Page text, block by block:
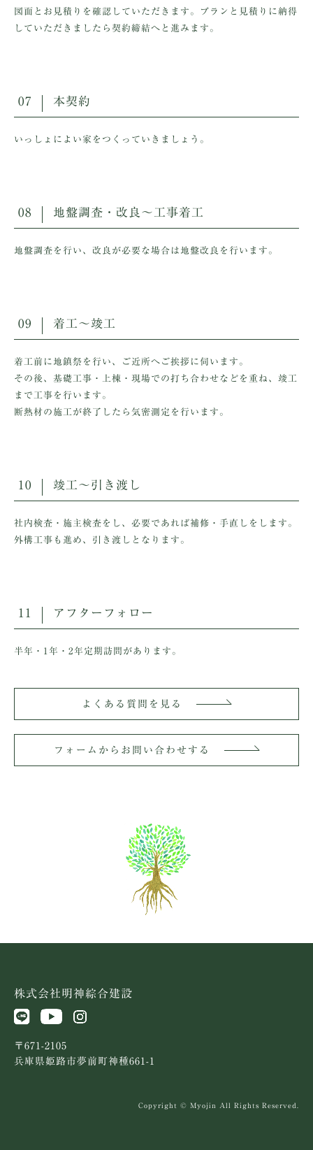
図面とお見積りを確認していただきます。プランと見積りに納得
していただきましたら契約締結へと進みます。
07 本契約
いっしょによい家をつくっていきましょう。
08 地盤調査・改良～工事着工
地盤調査を行い、改良が必要な場合は地盤改良を行います。
09 着工～竣工
着工前に地鎮祭を行い、ご近所へご挨拶に伺います。
その後、基礎工事・上棟・現場での打ち合わせなどを重ね、竣工
まで工事を行います。
断熱材の施工が終了したら気密測定を行います。
10 竣工～引き渡し
社内検査・施主検査をし、必要であれば補修・手直しをします。
外構工事も進め、引き渡しとなります。
11 アフターフォロー
半年・1年・2年定期訪問があります。
よくある質問を見る
フォームからお問い合わせする
株式会社明神綜合建設
〒671-2105
兵庫県姫路市夢前町神種661-1
Copyright © Myojin All Rights Reserved.